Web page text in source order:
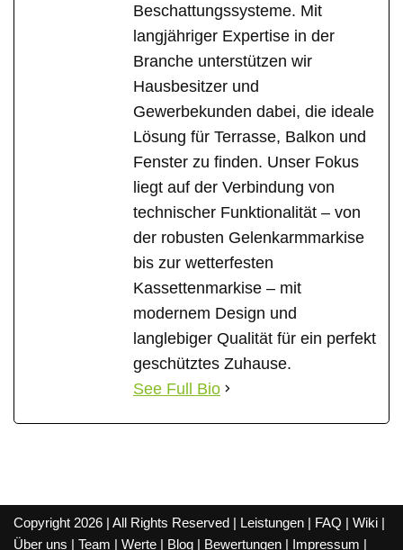
Beschattungssysteme. Mit
langjähriger Expertise in der
Branche unterstützen wir
Hausbesitzer und
Gewerbekunden dabei, die ideale
Lösung für Terrasse, Balkon und
Fenster zu finden. Unser Fokus
liegt auf der Verbindung von
technischer Funktionalität – von
der robusten Gelenkarmmarkise
bis zur wetterfesten
Kassettenmarkise – mit
modernem Design und
langlebiger Qualität für ein perfekt
geschütztes Zuhause.
See Full Bio
Copyright 2026 | All Rights Reserved | Leistungen | FAQ | Wiki |
Über uns | Team | Werte | Blog | Bewertungen | Impressum |